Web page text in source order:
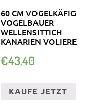
60 CM VOGELKÄFIG
VOGELBAUER
WELLENSITTICH
KANARIEN VOLIERE
VOGELHAUS IZA OHNE.
€43.40
KAUFE JETZT